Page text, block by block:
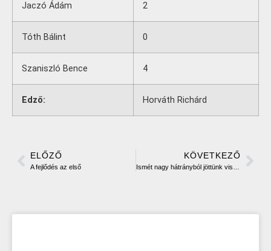
Jaczó Ádám 2
Tóth Bálint 0
Szaniszló Bence 4
Edző: Horváth Richárd
ELŐZŐ
A fejlődés az első
KÖVETKEZŐ